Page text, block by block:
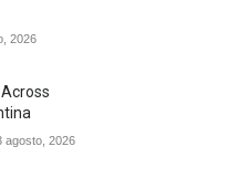
2026
agosto, 2026